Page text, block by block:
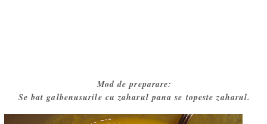
Mod de preparare:
Se bat galbenusurile cu zaharul pana se topeste zaharul.